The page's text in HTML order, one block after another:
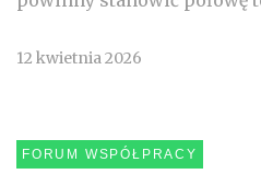
12 kwietnia 2026
FORUM WSPÓŁPRACY